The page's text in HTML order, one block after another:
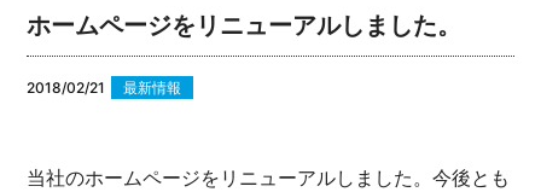
ホームページをリニューアルしました。
2018/02/21 最新情報
当社のホームページをリニューアルしました。今後とも